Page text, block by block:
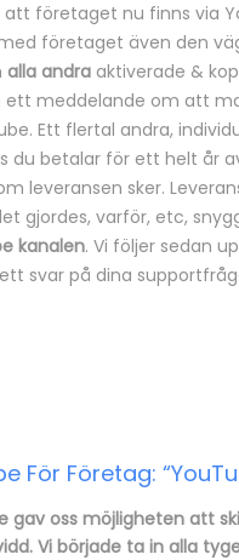
företaget nu finns via
företaget även den
alla andra aktiverade &
ett meddelande om att
Ett flertal andra,
du betalar för ett helt år
leveransen sker.
gjordes, varför, etc,
kanalen. Vi följer sedan
svar på dina
För Företag:
gav oss möjligheten att
Vi började ta in alla